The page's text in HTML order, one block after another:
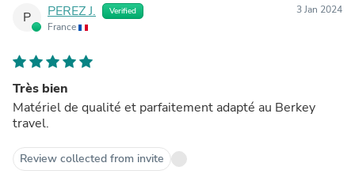
P PEREZ J. Verified
France
3 Jan 2024
Très bien
Matériel de qualité et parfaitement adapté au Berkey
travel.
Review collected from invite